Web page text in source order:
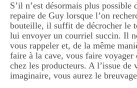
S’il n’est désormais plus possible
repaire de Guy lorsque l’on
bouteille, il suffit de décrocher le
lui envoyer un courriel succin. Il
vous rappeler et, de la même
faire à la cave, vous faire voyager
chez les producteurs. A l’issue de
imaginaire, vous aurez le